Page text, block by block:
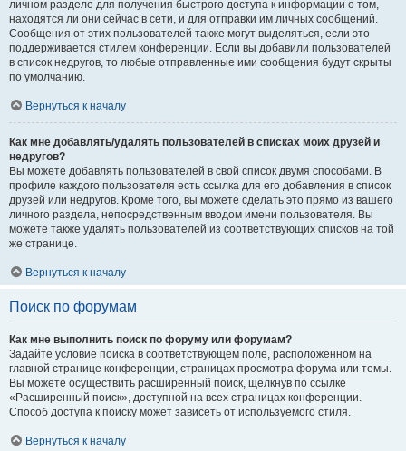
личном разделе для получения быстрого доступа к информации о том,
находятся ли они сейчас в сети, и для отправки им личных сообщений.
Сообщения от этих пользователей также могут выделяться, если это
поддерживается стилем конференции. Если вы добавили пользователей
в список недругов, то любые отправленные ими сообщения будут скрыты
по умолчанию.
Вернуться к началу
Как мне добавлять/удалять пользователей в списках моих друзей и
недругов?
Вы можете добавлять пользователей в свой список двумя способами. В
профиле каждого пользователя есть ссылка для его добавления в список
друзей или недругов. Кроме того, вы можете сделать это прямо из вашего
личного раздела, непосредственным вводом имени пользователя. Вы
можете также удалять пользователей из соответствующих списков на той
же странице.
Вернуться к началу
Поиск по форумам
Как мне выполнить поиск по форуму или форумам?
Задайте условие поиска в соответствующем поле, расположенном на
главной странице конференции, страницах просмотра форума или темы.
Вы можете осуществить расширенный поиск, щёлкнув по ссылке
«Расширенный поиск», доступной на всех страницах конференции.
Способ доступа к поиску может зависеть от используемого стиля.
Вернуться к началу